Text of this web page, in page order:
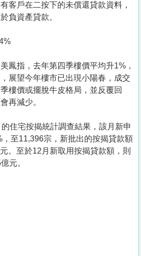
客戶在二按下的未償還貸款資料，
負資產貸款。
鳳指，去年第四季樓價平均升1%，
展望今年樓市已出現小陽春，成交
樓價或擺脫牛皮格局，並反覆回
再減少。
住宅按揭統計調查結果，該月新申
至11,396宗，新批出的按揭貸款額
。至於12月新取用按揭貸款額，則
元。